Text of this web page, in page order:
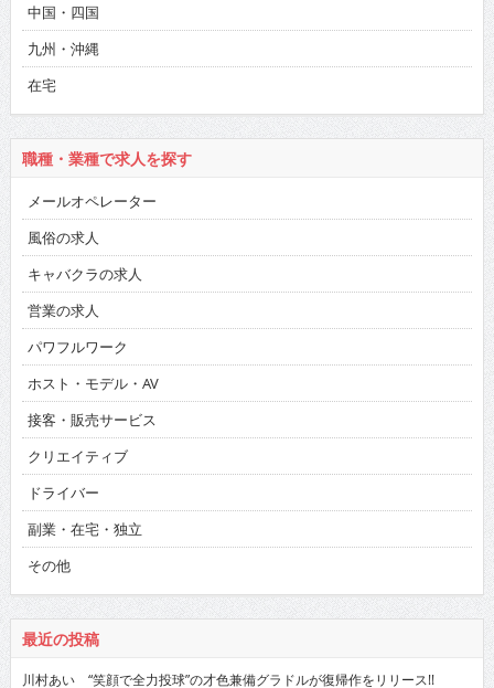
中国・四国
九州・沖縄
在宅
職種・業種で求人を探す
メールオペレーター
風俗の求人
キャバクラの求人
営業の求人
パワフルワーク
ホスト・モデル・AV
接客・販売サービス
クリエイティブ
ドライバー
副業・在宅・独立
その他
最近の投稿
川村あい “笑顔で全力投球”の才色兼備グラドルが復帰作をリリース!!